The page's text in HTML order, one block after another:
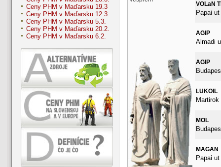
Ceny PHM v Maďarsku 19.3
Ceny PHM v Maďarsku 12.3.
Ceny PHM v Maďarsku 5.3.
Ceny PHM v Maďarsku 20.2.
Ceny PHM v Maďarsku 6.2.
VOLaN
Papai ut
AGIP
Almadi
AGIP
LUKOIL
MOL
MAGAN
Papai ut